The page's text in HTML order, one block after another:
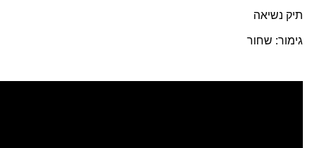
תיק נשיאה
גימור: שחור